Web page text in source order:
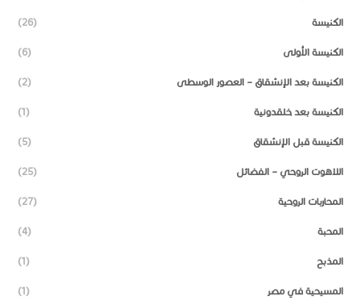
الكنيسة (26)
الكنيسة الأولى (6)
الكنيسة بعد الإنشقاق – العصور الوسطى (2)
الكنيسة بعد خلقدونية (1)
الكنيسة قبل الإنشقاق (5)
اللاهوت الروحي – الفضائل (25)
المحاربات الروحية (27)
المحبة (4)
المذبح (1)
المسيحية في مصر (1)